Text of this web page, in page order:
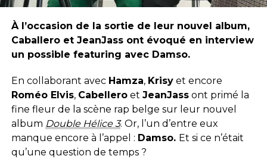
À l’occasion de la sortie de leur nouvel album,
Caballero et JeanJass ont évoqué en interview
un possible featuring avec Damso.
En collaborant avec Hamza, Krisyet encore
Roméo Elvis, Cabelleroet JeanJassont primé la
fine fleur de la scène rap belge sur leur nouvel
album Double Hélice 3. Or, l’un d’entre eux
manque encore à l’appel : Damso. Et si ce n’était
qu’une question de temps ?